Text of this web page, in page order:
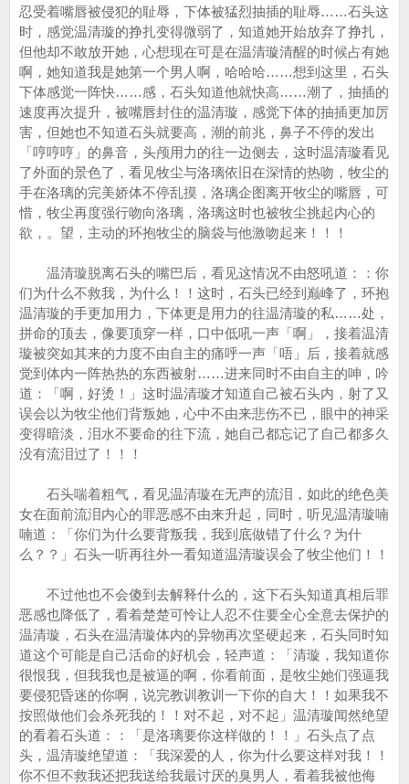
忍受着嘴唇被侵犯的耻辱，下体被猛烈抽插的耻辱……石头这
时，感觉温清璇的挣扎变得微弱了，知道她开始放弃了挣扎，
但他却不敢放开她，心想现在可是在温清璇清醒的时候占有她
啊，她知道我是她第一个男人啊，哈哈哈……想到这里，石头
下体感觉一阵快……感，石头知道他就快高……潮了，抽插的
速度再次提升，被嘴唇封住的温清璇，感觉下体的抽插更加厉
害，但她也不知道石头就要高，潮的前兆，鼻子不停的发出
「哼哼哼」的鼻音，头颅用力的往一边侧去，这时温清璇看见
了外面的景色了，看见牧尘与洛璃依旧在深情的热吻，牧尘的
手在洛璃的完美娇体不停乱摸，洛璃企图离开牧尘的嘴唇，可
惜，牧尘再度强行吻向洛璃，洛璃这时也被牧尘挑起内心的
欲，。望，主动的环抱牧尘的脑袋与他激吻起来！！！
温清璇脱离石头的嘴巴后，看见这情况不由怒吼道：：你
们为什么不救我，为什么！！这时，石头已经到巅峰了，环抱
温清璇的手更加用力，下体更是用力的往温清璇的私……处，
拼命的顶去，像要顶穿一样，口中低吼一声「啊」，接着温清
璇被突如其来的力度不由自主的痛呼一声「唔」后，接着就感
觉到体内一阵热热的东西被射……进来同时不由自主的呻，吟
道：「啊，好烫！」这时温清璇才知道自己被石头内，射了又
误会以为牧尘他们背叛她，心中不由来悲伤不已，眼中的神采
变得暗淡，泪水不要命的往下流，她自己都忘记了自己都多久
没有流泪过了！！！
石头喘着粗气，看见温清璇在无声的流泪，如此的绝色美
女在面前流泪内心的罪恶感不由来升起，同时，听见温清璇喃
喃道：「你们为什么要背叛我，我到底做错了什么？为什
么？？」石头一听再往外一看知道温清璇误会了牧尘他们！！
不过他也不会傻到去解释什么的，这下石头知道真相后罪
恶感也降低了，看着楚楚可怜让人忍不住要全心全意去保护的
温清璇，石头在温清璇体内的异物再次坚硬起来，石头同时知
道这个可能是自己活命的好机会，轻声道：「清璇，我知道你
很恨我，但我我也是被逼的啊，你看前面，是牧尘她们强逼我
要侵犯昏迷的你啊，说完教训教训一下你的自大！！如果我不
按照做他们会杀死我的！！对不起，对不起」温清璇闻然绝望
的看着石头道：：「是洛璃要你这样做的！！」石头点了点
头，温清璇绝望道：「我深爱的人，你为什么要这样对我！！
你不但不救我还把我送给我最讨厌的臭男人，看着我被他侮